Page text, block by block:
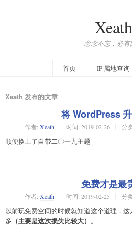
Xeath
念念不忘，必有
首页 IP 属地查询
Xeath 发布的文章
将 WordPress
作者: Xeath 时间: 2019-02-26 分
顺便换上了自带二〇一九主题
免费才是最
作者: Xeath 时间: 2019-02-25 分
以前玩免费空间的时候就知道这个道理，
多 （主要是这次损失比较大） 。